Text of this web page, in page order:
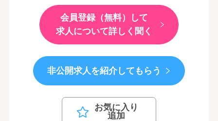
会員登録（無料）して
求人について詳しく聞く
非公開求人を紹介してもらう
お気に入り
追加